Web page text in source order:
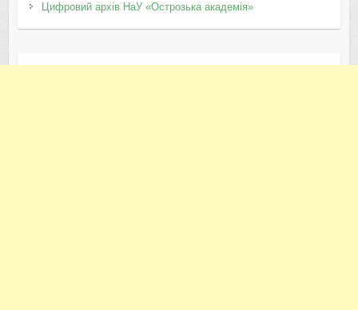
Цифровий архів НаУ «Острозька академія»